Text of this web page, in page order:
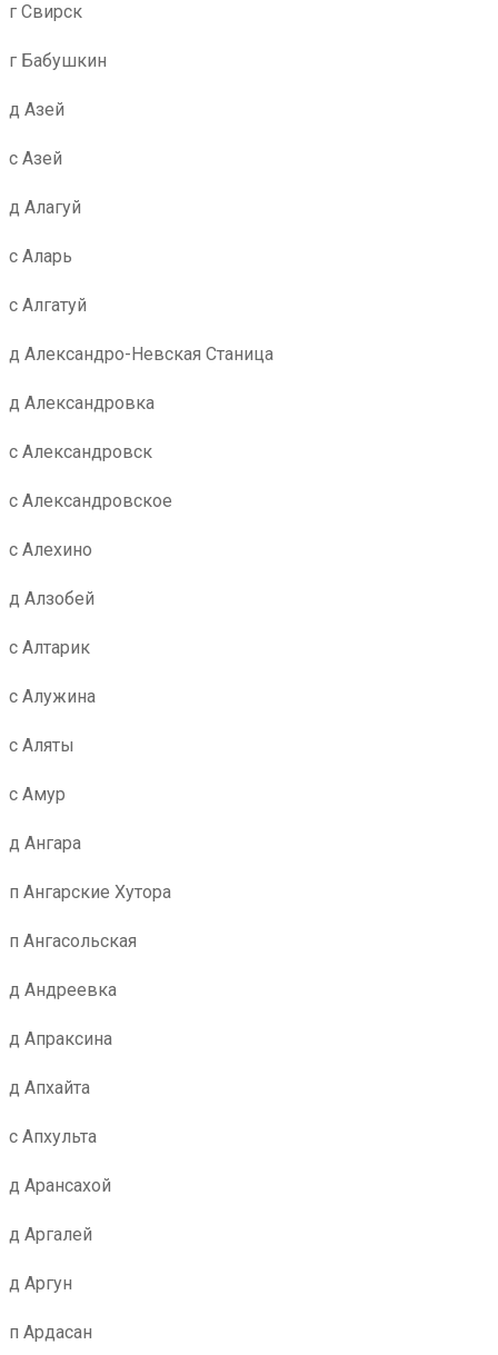
г Свирск
г Бабушкин
д Азей
с Азей
д Алагуй
с Аларь
с Алгатуй
д Александро-Невская Станица
д Александровка
с Александровск
с Александровское
с Алехино
д Алзобей
с Алтарик
с Алужина
с Аляты
с Амур
д Ангара
п Ангарские Хутора
п Ангасольская
д Андреевка
д Апраксина
д Апхайта
с Апхульта
д Арансахой
д Аргалей
д Аргун
п Ардасан